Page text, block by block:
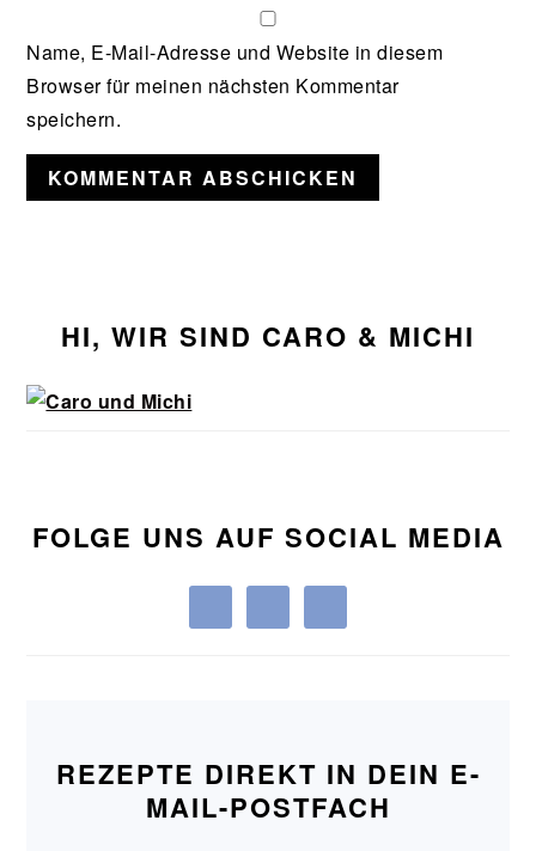
Name, E-Mail-Adresse und Website in diesem
Browser für meinen nächsten Kommentar
speichern.
HI, WIR SIND CARO & MICHI
FOLGE UNS AUF SOCIAL MEDIA
REZEPTE DIREKT IN DEIN E-
MAIL-POSTFACH